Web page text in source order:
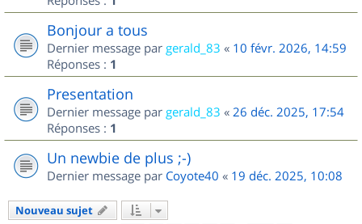
Bonjour a tous
Dernier message par gerald_83 « 10 févr. 2026, 14:59
Réponses : 1
Presentation
Dernier message par gerald_83 « 26 déc. 2025, 17:54
Réponses : 1
Un newbie de plus ;-)
Dernier message par Coyote40 « 19 déc. 2025, 10:08
Nouveau sujet